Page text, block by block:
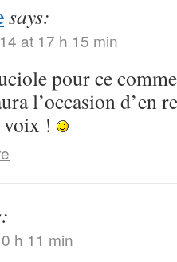
says:
at 17 h 15 min
pour ce
l’occasion d’en
!
h 11 min